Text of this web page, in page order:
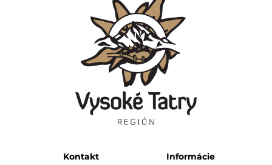
Kontakt Informácie